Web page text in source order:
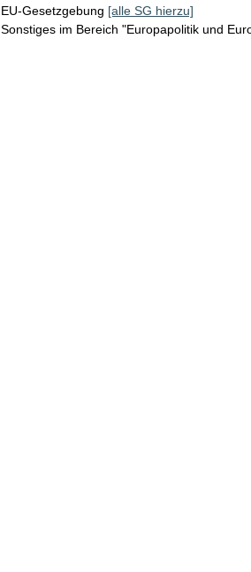
EU-Gesetzgebung [alle SG hierzu]
Sonstiges im Bereich "Europapolitik und